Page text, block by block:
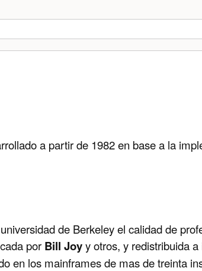
a partir de 1982 en base a la
de Berkeley el calidad de
por Bill Joyy otros, y redistribuida
en los mainframes de mas de treinta